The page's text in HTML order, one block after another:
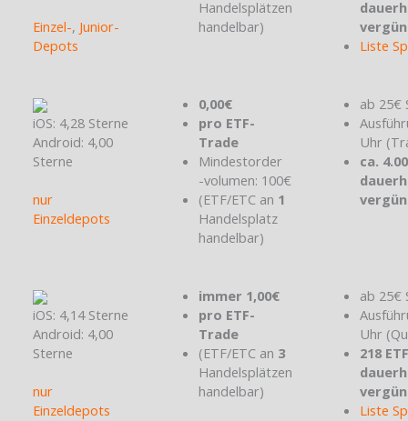
Einzel-, Junior-
Depots
Handelsplätzen
handelbar)
Liste
iOS: 4,28 Sterne
Android: 4,00
Sterne
nur
Einzeldepots
0,00€
pro ETF-
Trade
Mindestorder
-volumen: 100€
(ETF/ETC an 1
Handelsplatz
handelbar)
ab 25€
Uhr
ca.
iOS: 4,14 Sterne
Android: 4,00
Sterne
nur
Einzeldepots
immer 1,00€
pro ETF-
Trade
(ETF/ETC an 3
Handelsplätzen
handelbar)
ab 25€
Uhr
218
Liste